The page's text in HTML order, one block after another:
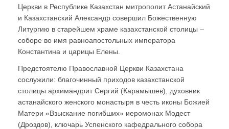
Церкви в Республике Казахстан митрополит Астанайский
и Казахстанский Александр совершил Божественную
Литургию в старейшем храме казахстанской столицы –
соборе во имя равноапостольных императора
Константина и царицы Елены.
Предстоятелю Православной Церкви Казахстана
сослужили: благочинный приходов казахстанской
столицы архимандрит Сергий (Карамышев), духовник
астанайского женского монастыря в честь иконы Божией
Матери «Взыскание погибших» иеромонах Модест
(Дроздов), ключарь Успенского кафедрального собора